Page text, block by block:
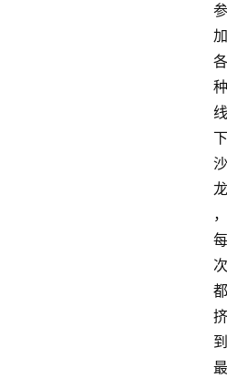
参
加
各
种
线
下
沙
龙
，
每
次
都
挤
到
最